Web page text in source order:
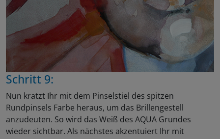
Schritt 9:
Nun kratzt Ihr mit dem Pinselstiel des spitzen
Rundpinsels Farbe heraus, um das Brillengestell
anzudeuten. So wird das Weiß des AQUA Grundes
wieder sichtbar. Als nächstes akzentuiert Ihr mit